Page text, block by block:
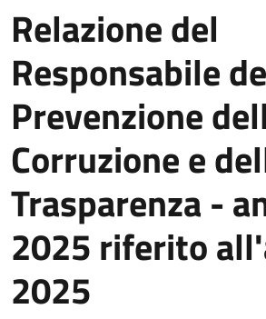
Relazione del
Responsabile
Prevenzione
Corruzione e
Trasparenza -
2025 riferito
2025